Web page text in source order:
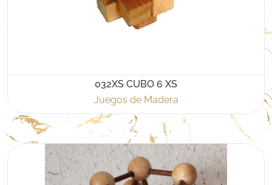
032XS CUBO 6 XS
Juegos de Madera